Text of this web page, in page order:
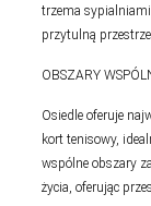
trzema
przytulną
OBSZARY
Osiedle oferuje
kort tenisowy,
wspólne obszary
życia, oferując